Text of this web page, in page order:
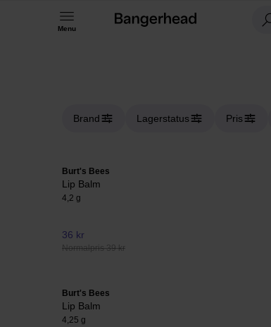
Menu
Brand Lagerstatus Pris
Burt's Bees
Lip Balm
4,2 g
36 kr
Normalpris 39 kr
Burt's Bees
Lip Balm
4,25 g